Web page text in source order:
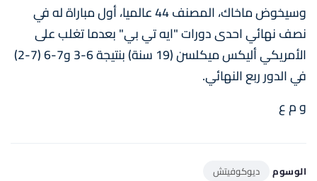
وسيخوض ماخاك، المصنف 44 عالميا، أول مباراة له في
نصف نهائي احدى دورات "ايه تي بي" بعدما تغلب على
الأمريكي أليكس ميكلسن (19 سنة) بنتيجة 6-3 و7-6 (7-2)
في الدور ربع النهائي.
و م ع
الوسوم ديوكوفيتش